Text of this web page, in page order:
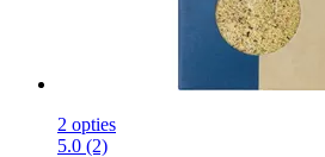
2 opties
5.0 (2)